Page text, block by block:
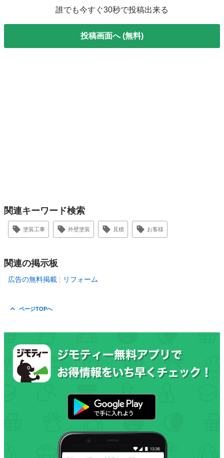
誰でも今すぐ30秒で投稿出来る
投稿画面へ (無料)
関連キーワード検索
塗装工事 外壁塗装 見積 お客様
関連の掲示板
広告の無料掲載 リフォーム
ページTOPへ